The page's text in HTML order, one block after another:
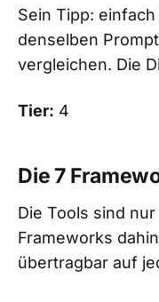
Sein Tipp:
denselben
vergleichen. Die
Tier: 4
Die 7
Die Tools sind
Frameworks
übertragbar auf